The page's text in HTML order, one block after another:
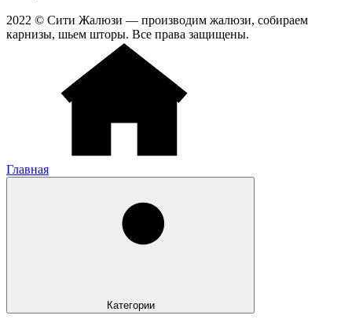
2022 © Сити Жалюзи — производим жалюзи, собираем
карнизы, шьем шторы. Все права защищены.
Главная
Категории